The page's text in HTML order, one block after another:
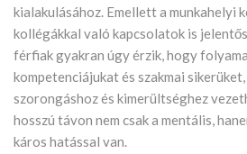
kialakulásához. Emellett a munkahelyi
kollégákkal való kapcsolatok is
férfiak gyakran úgy érzik, hogy
kompetenciájukat és szakmai
szorongáshoz és kimerültséghez
hosszú távon nem csak a mentális,
káros hatással van.